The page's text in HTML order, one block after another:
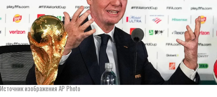
Источник изображения AP Photo